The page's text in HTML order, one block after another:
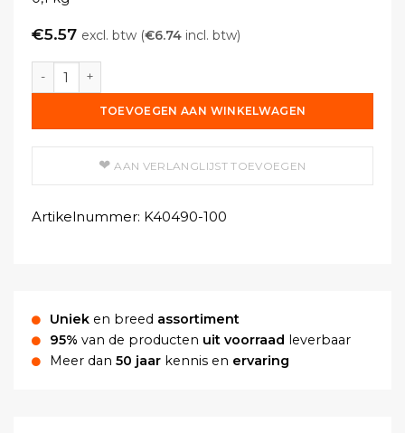
€5.57 excl. btw (€6.74 incl. btw)
Rosso Sartorius aantal
TOEVOEGEN AAN WINKELWAGEN
AAN VERLANGLIJST TOEVOEGEN
Artikelnummer: K40490-100
Uniek en breed assortiment
95% van de producten uit voorraad
leverbaar
Meer dan 50 jaar kennis en ervaring